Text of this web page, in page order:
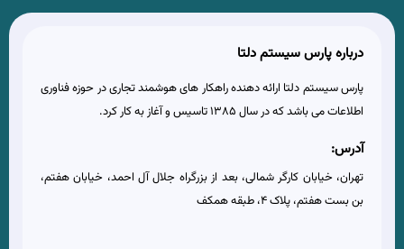
درباره پارس سیستم دلتا
پارس سیستم دلتا ارائه دهنده راهکار های هوشمند تجاری در حوزه فناوری
اطلاعات می باشد که در سال 1385 تاسیس و آغاز به کار کرد.
آدرس:
تهران، خیابان کارگر شمالی، بعد از بزرگراه جلال آل احمد، خیابان هفتم،
بن بست هفتم، پلاک 4، طبقه همکف